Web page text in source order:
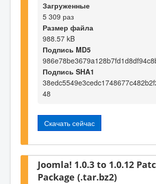
Загруженные
5 309 раз
Размер файла
988.57 kB
Подпись MD5
Подпись SHA1
48
Скачать сейчас
Joomla! 1.0.3 to 1.0.12
Package (.tar.bz2)